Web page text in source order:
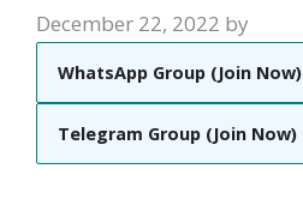
December 22, 2022 by
WhatsApp Group (Join Now)
Telegram Group (Join Now)